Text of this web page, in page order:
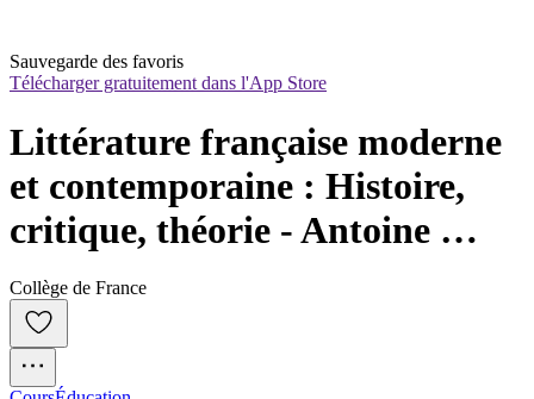
Sauvegarde des favoris
Télécharger gratuitement dans l'App Store
Littérature française moderne
et contemporaine : Histoire,
critique, théorie - Antoine
Compagnon
Collège de France